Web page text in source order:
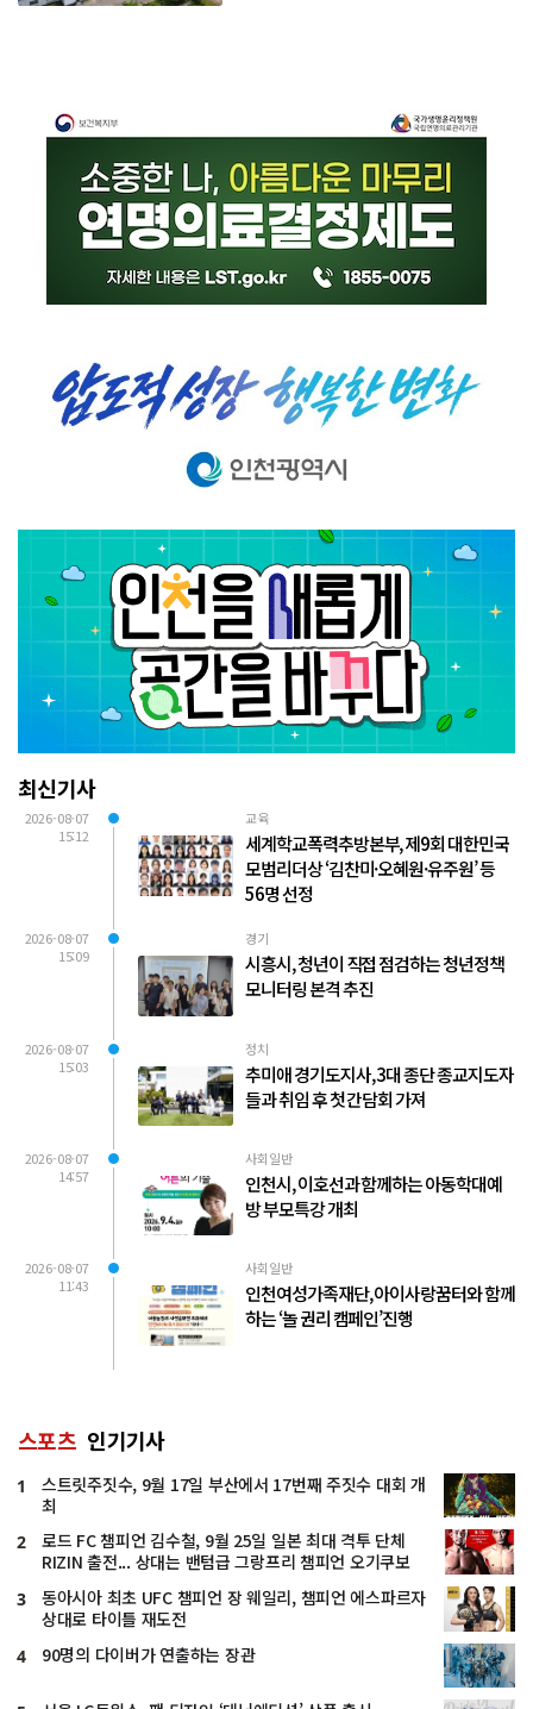
최신기사
2026-08-07
15:12
교육
세계학교폭력추방본부, 제9회 대한민국
모범리더상 ‘김찬미·오혜원·유주원’ 등
56명 선정
2026-08-07
15:09
경기
시흥시, 청년이 직접 점검하는 청년정책
모니터링 본격 추진
2026-08-07
15:03
정치
추미애 경기도지사, 3대 종단 종교지도자
들과 취임 후 첫 간담회 가져
2026-08-07
14:57
사회일반
인천시, 이호선과 함께하는 아동학대예
방 부모특강 개최
2026-08-07
11:43
사회일반
인천여성가족재단, 아이사랑꿈터와 함께
하는 ‘놀 권리 캠페인’진행
스포츠 인기기사
1
스트릿주짓수, 9월 17일 부산에서 17번째 주짓수 대회 개
최
2
로드 FC 챔피언 김수철, 9월 25일 일본 최대 격투 단체
RIZIN 출전... 상대는 밴텀급 그랑프리 챔피언 오기쿠보
3
동아시아 최초 UFC 챔피언 장 웨일리, 챔피언 에스파르자
상대로 타이틀 재도전
4 90명의 다이버가 연출하는 장관